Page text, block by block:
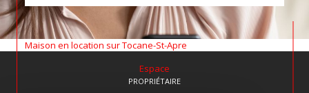
Maison en location sur Tocane-St-Apre
Espace
PROPRIÉTAIRE